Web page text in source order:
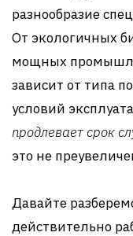
разнообразие
От экологичных
мощных
зависит от типа
условий
продлевает срок
это не
Давайте
действительно